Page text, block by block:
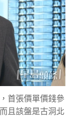
首張價單價錢參
且該盤是古洞北